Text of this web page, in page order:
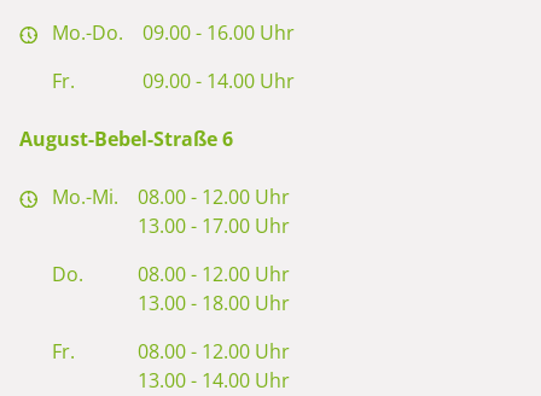
Mo.-Do. 09.00 - 16.00 Uhr
Fr.
09.00 - 14.00 Uhr
August-Bebel-Straße 6
Mo.-Mi. 08.00 - 12.00 Uhr
13.00 - 17.00 Uhr
Do.
08.00 - 12.00 Uhr
13.00 - 18.00 Uhr
Fr.
08.00 - 12.00 Uhr
13.00 - 14.00 Uhr